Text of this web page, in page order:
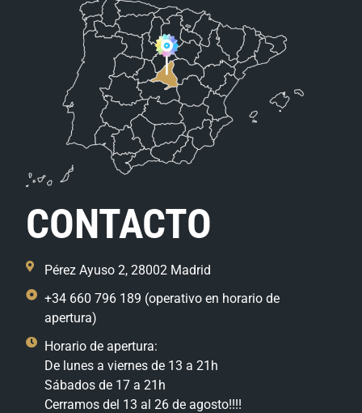
CONTACTO
Pérez Ayuso 2, 28002 Madrid
+34 660 796 189 (operativo en horario de
apertura)
Horario de apertura:
De lunes a viernes de 13 a 21h
Sábados de 17 a 21h
Cerramos del 13 al 26 de agosto!!!!